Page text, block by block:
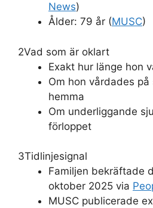
News)
Ålder: 79 år (MUSC)
2Vad som är oklart
Exakt hur länge hon
Om hon vårdades
hemma
Om underliggande
förloppet
3Tidlinjesignal
Familjen bekräftade
oktober 2025 via
MUSC publicerade